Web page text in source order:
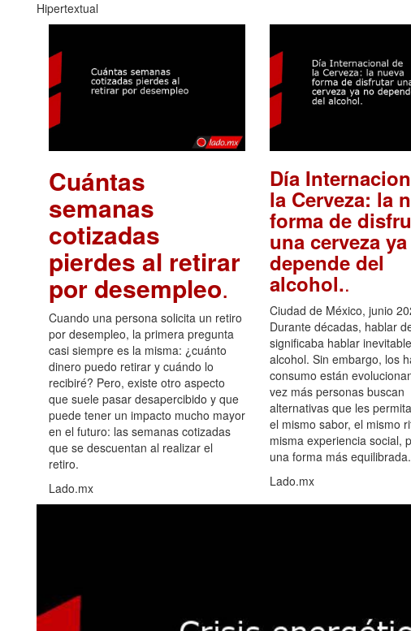
Hipertextual
Cuántas
semanas
cotizadas
pierdes al retirar
por desempleo.
Cuando una persona solicita un retiro
por desempleo, la primera pregunta
casi siempre es la misma: ¿cuánto
dinero puedo retirar y cuándo lo
recibiré? Pero, existe otro aspecto
que suele pasar desapercibido y que
puede tener un impacto mucho mayor
en el futuro: las semanas cotizadas
que se descuentan al realizar el
retiro.
Lado.mx
Día
la Cerveza: la
forma de
una cerveza
depende del
alcohol..
Ciudad de México, junio
Durante décadas, hablar
significaba hablar
alcohol. Sin embargo, los
consumo están
vez más personas buscan
alternativas que les
el mismo sabor, el mismo
misma experiencia social,
una forma más equilibrada.
Lado.mx